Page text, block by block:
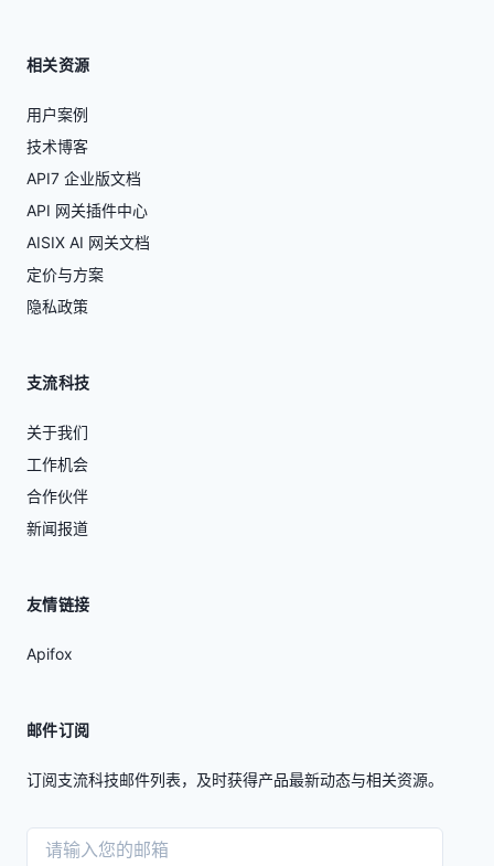
相关资源
用户案例
技术博客
API7 企业版文档
API 网关插件中心
AISIX AI 网关文档
定价与方案
隐私政策
支流科技
关于我们
工作机会
合作伙伴
新闻报道
友情链接
Apifox
邮件订阅
订阅支流科技邮件列表，及时获得产品最新动态与相关资源。